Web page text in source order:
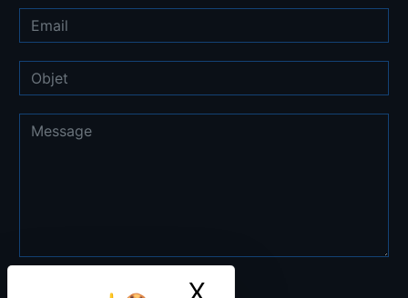
Combien font neuf plus dix